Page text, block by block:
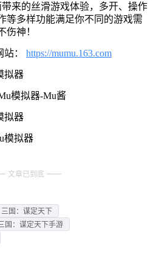
来的丝滑游戏体验，多开、操作
等多样功能满足你不同的游戏需
伤神！
站： https://mumu.163.com
拟器
模拟器-Mu酱
拟器
模拟器
文章已到底
三国：谋定天下
国：谋定天下手游